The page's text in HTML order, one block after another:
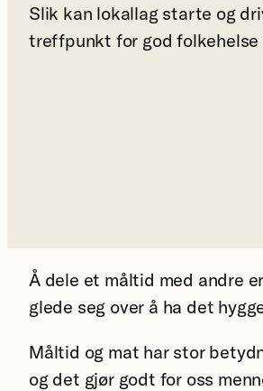
Slik kan lokallag starte og
treffpunkt for god folkehelse
Å dele et måltid med andre
glede seg over å ha det
Måltid og mat har stor
og det gjør godt for oss